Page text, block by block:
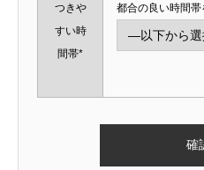
つきや
すい時
間帯*
都合の良い時間